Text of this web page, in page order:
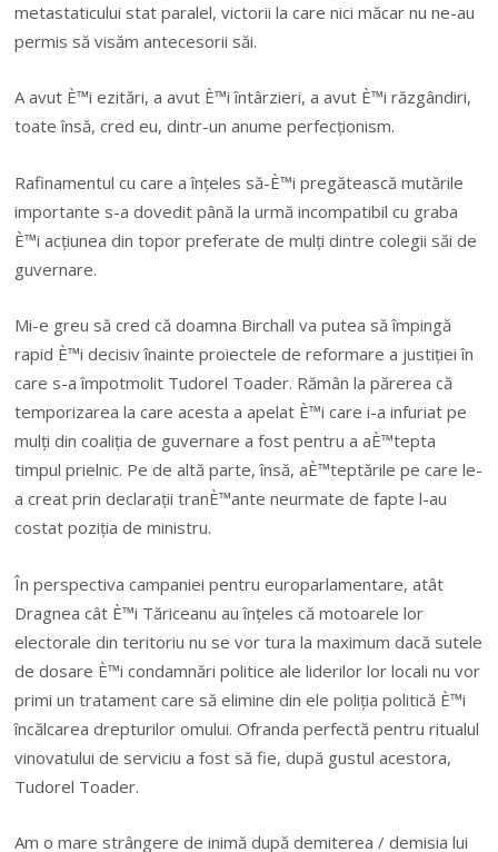
metastaticului stat paralel, victorii la care nici măcar nu ne-au
permis să visăm antecesorii săi.
A avut È™i ezitări, a avut È™i întârzieri, a avut È™i răzgândiri,
toate însă, cred eu, dintr-un anume perfecționism.
Rafinamentul cu care a înțeles să-È™i pregătească mutările
importante s-a dovedit până la urmă incompatibil cu graba
È™i acțiunea din topor preferate de mulți dintre colegii săi de
guvernare.
Mi-e greu să cred că doamna Birchall va putea să împingă
rapid È™i decisiv înainte proiectele de reformare a justiției în
care s-a împotmolit Tudorel Toader. Rămân la părerea că
temporizarea la care acesta a apelat È™i care i-a infuriat pe
mulți din coaliția de guvernare a fost pentru a aÈ™tepta
timpul prielnic. Pe de altă parte, însă, aÈ™teptările pe care le-
a creat prin declarații tranÈ™ante neurmate de fapte l-au
costat poziția de ministru.
În perspectiva campaniei pentru europarlamentare, atât
Dragnea cât È™i Tăriceanu au înțeles că motoarele lor
electorale din teritoriu nu se vor tura la maximum dacă sutele
de dosare È™i condamnări politice ale liderilor lor locali nu vor
primi un tratament care să elimine din ele poliția politică È™i
încălcarea drepturilor omului. Ofranda perfectă pentru ritualul
vinovatului de serviciu a fost să fie, după gustul acestora,
Tudorel Toader.
Am o mare strângere de inimă după demiterea / demisia lui